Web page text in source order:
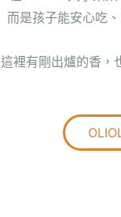
而是孩子能安心吃
這裡有剛出爐的香，